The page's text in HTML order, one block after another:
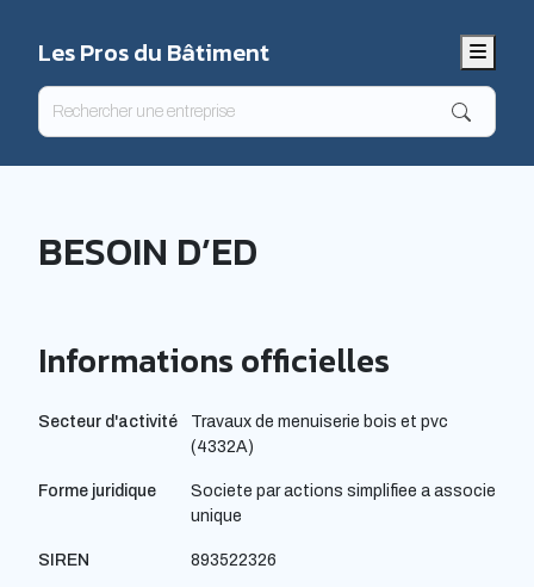
Les Pros du Bâtiment Menu
BESOIN D’ED
Informations officielles
Secteur d'activité
Travaux de menuiserie bois et pvc
(4332A)
Forme juridique
Societe par actions simplifiee a associe
unique
SIREN 893522326